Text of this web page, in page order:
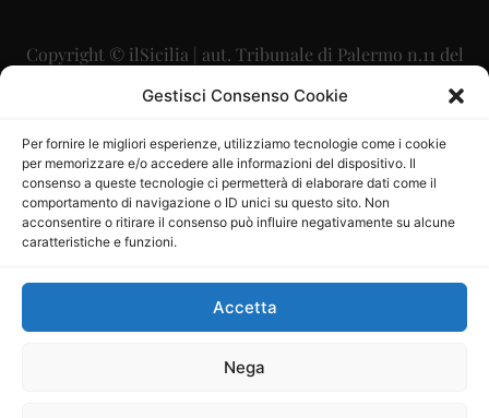
Gestisci Consenso Cookie
Per fornire le migliori esperienze, utilizziamo tecnologie come i cookie
per memorizzare e/o accedere alle informazioni del dispositivo. Il
consenso a queste tecnologie ci permetterà di elaborare dati come il
comportamento di navigazione o ID unici su questo sito. Non
acconsentire o ritirare il consenso può influire negativamente su alcune
caratteristiche e funzioni.
Accetta
Nega
Copyright © ilSicilia | aut. Tribunale di Palermo n.11 del
29/09/2015
Direttore Editoriale: Maurizio Scaglione
Direttore Responsabile: Maria Calabrese
P.IVA: 06334930820
Mercurio Comunicazione Società Cooperativa a r.l. è
iscritta al Registro degli Operatori di Comunicazione al